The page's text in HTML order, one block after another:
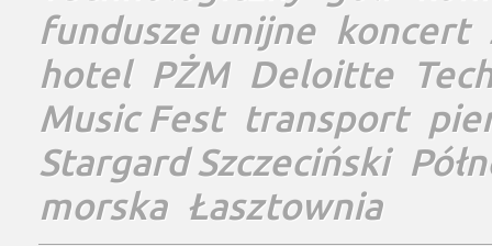
fundusze unijne koncert
hotel PŻM Deloitte
Music Fest transport
Stargard Szczeciński
morska Łasztownia